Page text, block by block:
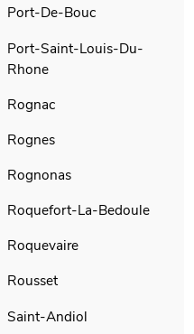
Port-De-Bouc
Port-Saint-Louis-Du-
Rhone
Rognac
Rognes
Rognonas
Roquefort-La-Bedoule
Roquevaire
Rousset
Saint-Andiol